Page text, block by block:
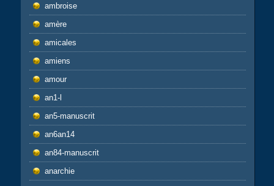
ambroise
amère
amicales
amiens
amour
an1-l
an5-manuscrit
an6an14
an84-manuscrit
anarchie